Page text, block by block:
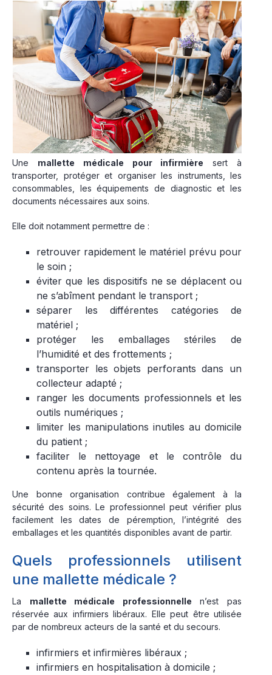
Une mallette médicale pour infirmière sert à
transporter, protéger et organiser les instruments, les
consommables, les équipements de diagnostic et les
documents nécessaires aux soins.
Elle doit notamment permettre de :
retrouver rapidement le matériel prévu pour
le soin ;
éviter que les dispositifs ne se déplacent ou
ne s’abîment pendant le transport ;
séparer les différentes catégories de
matériel ;
protéger les emballages stériles de
l’humidité et des frottements ;
transporter les objets perforants dans un
collecteur adapté ;
ranger les documents professionnels et les
outils numériques ;
limiter les manipulations inutiles au domicile
du patient ;
faciliter le nettoyage et le contrôle du
contenu après la tournée.
Une bonne organisation contribue également à la
sécurité des soins. Le professionnel peut vérifier plus
facilement les dates de péremption, l’intégrité des
emballages et les quantités disponibles avant de partir.
Quels professionnels utilisent
une mallette médicale ?
La mallette médicale professionnelle n’est pas
réservée aux infirmiers libéraux. Elle peut être utilisée
par de nombreux acteurs de la santé et du secours.
infirmiers et infirmières libéraux ;
infirmiers en hospitalisation à domicile ;